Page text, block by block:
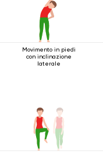
Movimento in piedi
con inclinazione
laterale